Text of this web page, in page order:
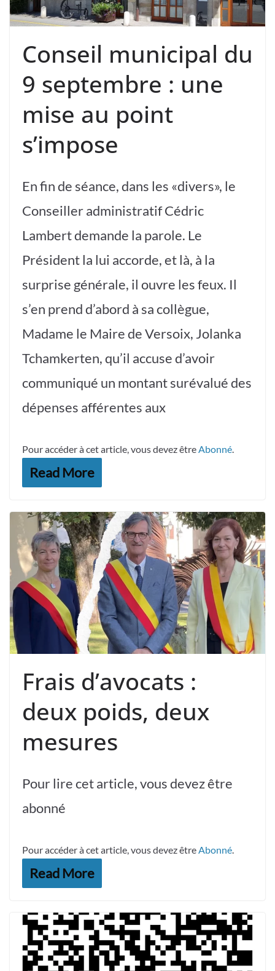
Conseil municipal du
9 septembre : une
mise au point
s’impose
En fin de séance, dans les «divers», le
Conseiller administratif Cédric
Lambert demande la parole. Le
Président la lui accorde, et là, à la
surprise générale, il ouvre les feux. Il
s’en prend d’abord à sa collègue,
Madame le Maire de Versoix, Jolanka
Tchamkerten, qu’il accuse d’avoir
communiqué un montant surévalué des
dépenses afférentes aux
Pour accéder à cet article, vous devez être Abonné
Read More
Frais d’avocats :
deux poids, deux
mesures
Pour lire cet article, vous devez être
abonné
Pour accéder à cet article, vous devez être Abonné
Read More